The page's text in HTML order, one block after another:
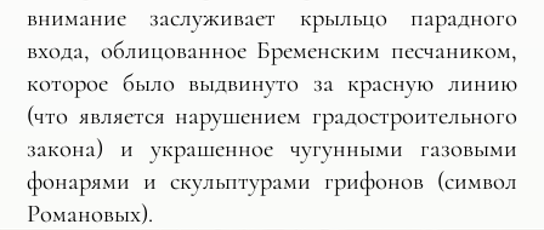
внимание заслуживает крыльцо парадного
входа, облицованное Бременским песчаником,
которое было выдвинуто за красную линию
(что является нарушением градостроительного
закона) и украшенное чугунными газовыми
фонарями и скульптурами грифонов (символ
Романовых).